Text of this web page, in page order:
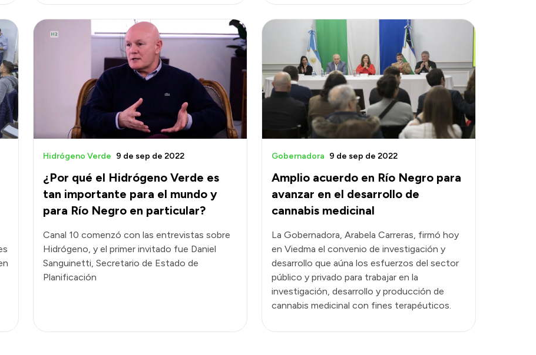
¿Por qué el Hidrógeno Verde es
tan importante para el mundo y
para Río Negro en particular?
Hidrógeno Verde 9 de sep de 2022
Canal 10 comenzó con las entrevistas sobre
Hidrógeno, y el primer invitado fue Daniel
Sanguinetti, Secretario de Estado de
Planificación
Amplio acuerdo en Río Negro para
avanzar en el desarrollo de
cannabis medicinal
Gobernadora 9 de sep de 2022
La Gobernadora, Arabela Carreras, firmó hoy
en Viedma el convenio de investigación y
desarrollo que aúna los esfuerzos del sector
público y privado para trabajar en la
investigación, desarrollo y producción de
cannabis medicinal con fines terapéuticos.